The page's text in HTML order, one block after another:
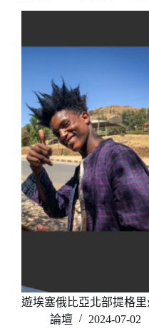
遊埃塞俄比亞北部提格
論壇
2024-07-02